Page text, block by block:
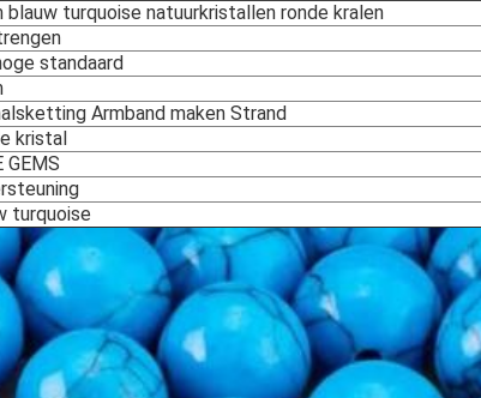
blauw turquoise natuurkristallen ronde kralen
standaard
Armband maken Strand
kristal
GEMS
turquoise